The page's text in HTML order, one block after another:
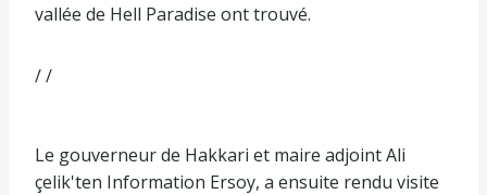
vallée de Hell Paradise ont trouvé.
/ /
Le gouverneur de Hakkari et maire adjoint Ali
çelik'ten Information Ersoy, a ensuite rendu visite